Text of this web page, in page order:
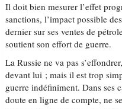
Il doit bien mesurer l’effet
sanctions, l’impact possible
dernier sur ses ventes de
soutient son effort de guerre.
La Russie ne va pas
devant lui ; mais il est trop
guerre indéfiniment. Dans ses
doute en ligne de compte, ne